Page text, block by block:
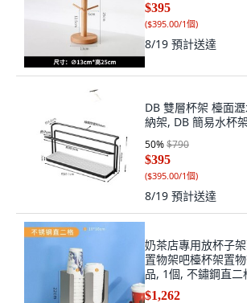
$395
($395.00/1個)
8/19 預計送達
DB 雙層杯架 檯面
納架, DB 簡易水杯
50%$790
$395
($395.00/1個)
8/19 預計送達
奶茶店專用放杯子
置物架吧檯杯架置
品, 1個, 不鏽鋼直二
鏽鋼直二格
$1,262